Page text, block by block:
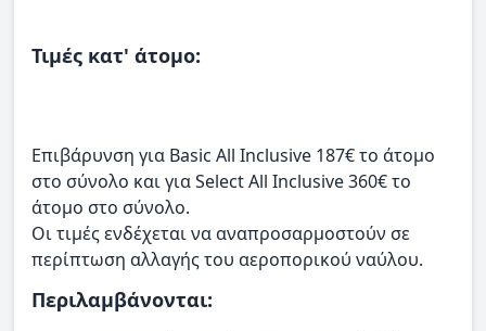
Τιμές κατ' άτομο:
Επιβάρυνση για Basic All Inclusive 187€ το άτομο
στο σύνολο και για Select All Inclusive 360€ το
άτομο στο σύνολο.
Οι τιμές ενδέχεται να αναπροσαρμοστούν σε
περίπτωση αλλαγής του αεροπορικού ναύλου.
Περιλαμβάνονται: